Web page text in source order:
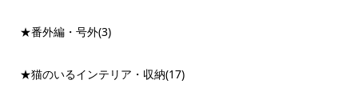
★番外編・号外(3)
★猫のいるインテリア・収納(17)